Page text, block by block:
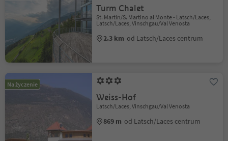
Turm Chalet
St. Martin/S. Martino al Monte - Latsch/Laces,
Latsch/Laces, Vinschgau/Val Venosta
2.3 km od Latsch/Laces centrum
Na życzenie
Weiss-Hof
Latsch/Laces, Vinschgau/Val Venosta
869 m od Latsch/Laces centrum